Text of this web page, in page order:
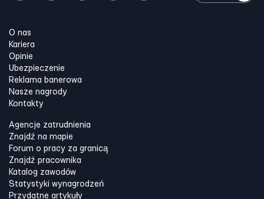
O nas
Kariera
Opinie
Ubezpieczenie
Reklama banerowa
Nasze nagrody
Kontakty
Agencje zatrudnienia
Znajdź na mapie
Forum o pracy za granicą
Znajdź pracownika
Katalog zawodów
Statystyki wynagrodzeń
Przydatne artykuły